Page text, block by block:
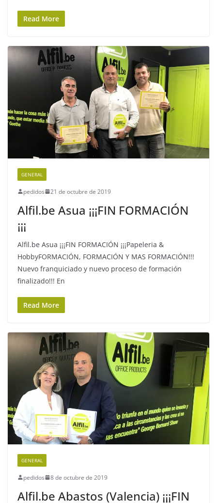
Read More
GENERAL
pedidos 21 de octubre de 2019
Alfil.be Asua ¡¡¡FIN FORMACIÓN
¡¡¡
Alfil.be Asua ¡¡¡FIN FORMACIÓN ¡¡¡Papeleria &
HobbyFORMACIÓN, FORMACIÓN Y MAS FORMACIÓN!!!
Nuevo franquiciado y nuevo proceso de formación
finalizado!!! En
Read More
GENERAL
pedidos 8 de octubre de 2019
Alfil.be Abastos (Valencia) ¡¡¡FIN